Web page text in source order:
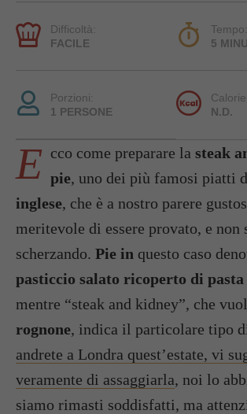
Difficoltà:
FACILE
Tempo:
5
Porzioni:
1 PERSONE
Calorie:
N.D.
E cco come preparare la steak
pie, uno dei più famosi piatti
inglese, che è a nostro parere
meritevole di essere provato, e non
scherzando. Pie in questo caso
pasticcio salato ricoperto di
mentre “steak and kidney”, che
rognone, indica il particolare tipo
andrete a Londra quest’estate, vi
veramente di assaggiarla, noi lo
siamo rimasti soddisfatti, ma